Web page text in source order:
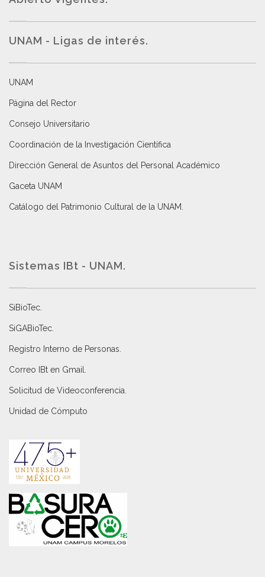
UNAM - Ligas de interés.
UNAM
Página del Rector
Consejo Universitario
Coordinación de la Investigación Científica
Dirección General de Asuntos del Personal Académico
Gaceta UNAM
Catálogo del Patrimonio Cultural de la UNAM.
Sistemas IBt - UNAM.
SiBioTec
SiGABioTec.
Registro Interno de Personas
Correo IBt en Gmail
Solicitud de Videoconferencia.
Unidad de Cómputo